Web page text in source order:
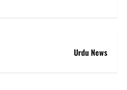
Urdu News